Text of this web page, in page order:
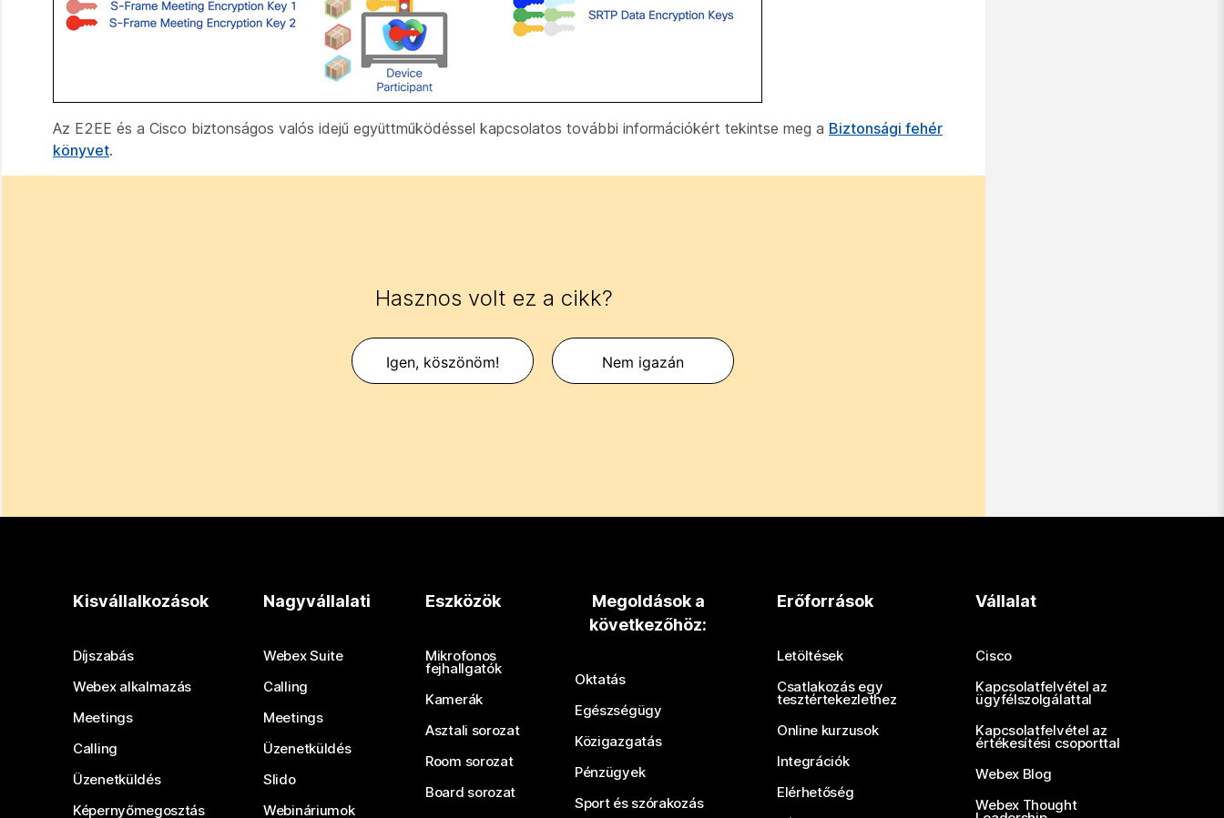
Az E2EE és a Cisco biztonságos valós idejű együttműködéssel kapcsolatos további információkért tekintse meg a Biztonsági fehér
könyvet.
Hasznos volt ez a cikk?
Igen, köszönöm! Nem igazán
Kisvállalkozások
Díjszabás
Webex alkalmazás
Meetings
Calling
Üzenetküldés
Képernyőmegosztás
Nagyvállalati
Webex Suite
Calling
Meetings
Üzenetküldés
Slido
Webináriumok
Eszközök
Mikrofonos
fejhallgatók
Kamerák
Asztali sorozat
Room sorozat
Board sorozat
Megoldások a
következőhöz:
Oktatás
Egészségügy
Közigazgatás
Pénzügyek
Sport és szórakozás
Erőforrások
Letöltések
Csatlakozás egy
tesztértekezlethez
Online kurzusok
Integrációk
Elérhetőség
Vállalat
Cisco
Kapcsolatfelvétel az
ügyfélszolgálattal
Kapcsolatfelvétel az
értékesítési csoporttal
Webex Blog
Webex Thought